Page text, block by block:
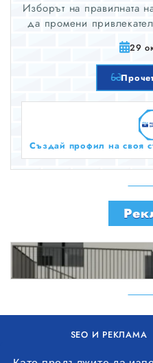
Изборът на правилната
да промени
Това е много повече от
въпрос за създаване
на стила и
29
SEO И РЕКЛАМА